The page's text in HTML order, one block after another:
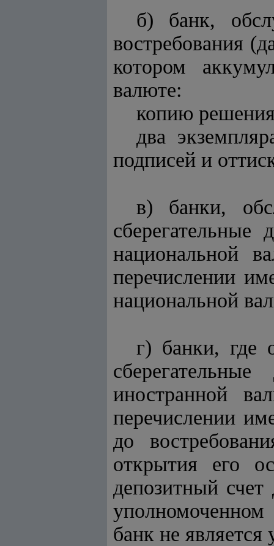
б) банк,
востребования
котором
валюте:
копию
два
подписей и
в) банки,
национальной
перечислении
национальной
г) банки, где
иностранной
перечислении
до
открытия его
депозитный
банк не